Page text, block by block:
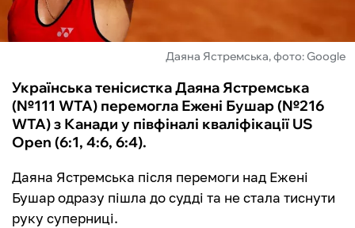
БУКМЕКЕРИ
Даяна Ястремська, фото: Google
Українська тенісистка Даяна Ястремська
(№111 WTA) перемогла Ежені Бушар (№216
WTA) з Канади у півфіналі кваліфікації US
Open (6:1, 4:6, 6:4).
Даяна Ястремська після перемоги над Ежені
Бушар одразу пішла до судді та не стала тиснути
руку суперниці.